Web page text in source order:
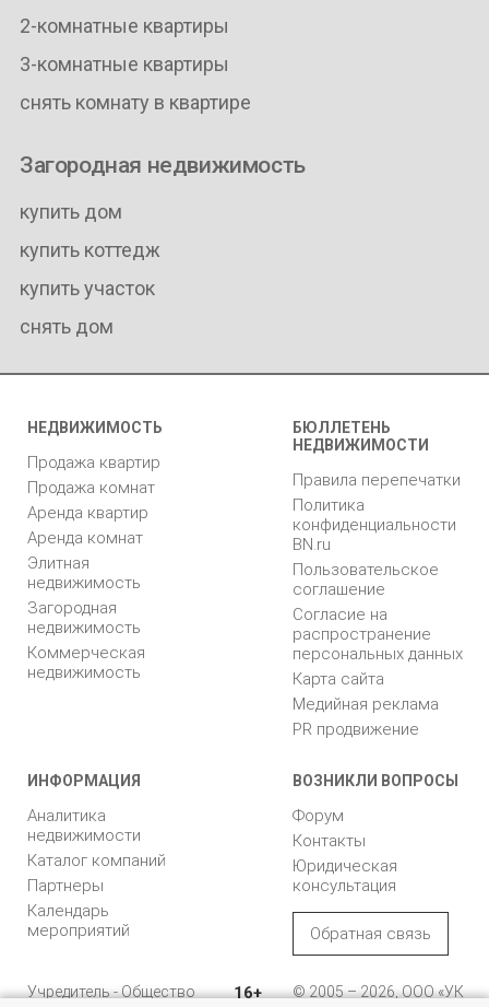
2-комнатные квартиры
3-комнатные квартиры
снять комнату в квартире
Загородная недвижимость
купить дом
купить коттедж
купить участок
снять дом
НЕДВИЖИМОСТЬ
Продажа квартир
Продажа комнат
Аренда квартир
Аренда комнат
Элитная
недвижимость
Загородная
недвижимость
Коммерческая
недвижимость
БЮЛЛЕТЕНЬ
НЕДВИЖИМОСТИ
Правила перепечатки
Политика
конфиденциальности
BN.ru
Пользовательское
соглашение
Согласие на
распространение
персональных данных
Карта сайта
Медийная реклама
PR продвижение
ИНФОРМАЦИЯ
Аналитика
недвижимости
Каталог компаний
Партнеры
Календарь
мероприятий
ВОЗНИКЛИ ВОПРОСЫ
Форум
Контакты
Юридическая
консультация
Обратная связь
Учредитель - Общество
16+
© 2005 – 2026, ООО «УК